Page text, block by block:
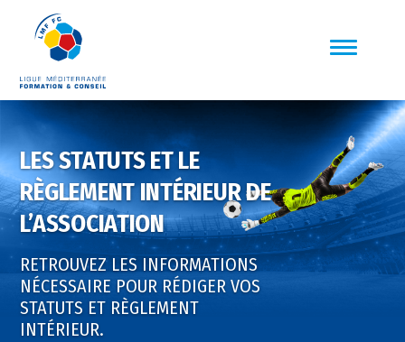
LES STATUTS ET LE
RÈGLEMENT INTÉRIEUR DE
L’ASSOCIATION
RETROUVEZ LES INFORMATIONS
NÉCESSAIRE POUR RÉDIGER VOS
STATUTS ET RÈGLEMENT
INTÉRIEUR.